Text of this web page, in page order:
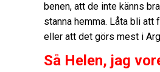
benen, att de inte känns
stanna hemma. Låta bli att
eller att det görs mest i
Så Helen, jag